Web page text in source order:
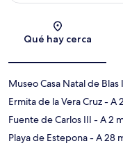
Qué hay cerca
Museo Casa Natal de
Ermita de la Vera Cruz- A
Fuente de Carlos III - A 2
Playa de Estepona- A 28